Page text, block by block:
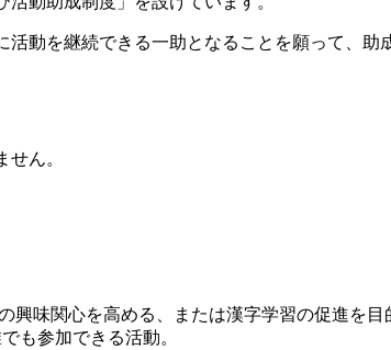
動を継続できる一助となることを願って、
ん。
興味関心を高める、または漢字学習の促進を目
も参加できる活動。